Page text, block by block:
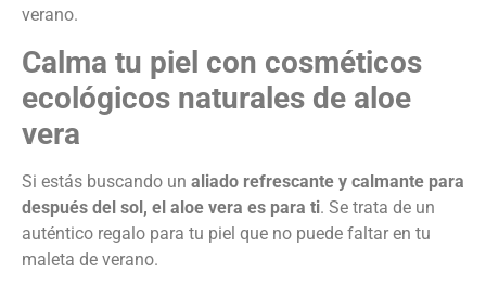
verano.
Calma tu piel con cosméticos
ecológicos naturales de aloe
vera
Si estás buscando un aliado refrescante y calmante para
después del sol, el aloe vera es para ti. Se trata de un
auténtico regalo para tu piel que no puede faltar en tu
maleta de verano.